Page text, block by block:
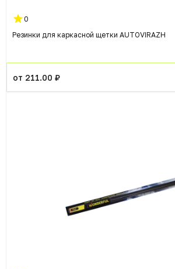
0
Резинки для каркасной щетки AUTOVIRAZH
от 211.00 ₽